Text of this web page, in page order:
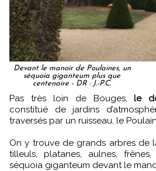
Devant le manoir de Poulaines, un
séquoia giganteum plus que
centenaire - DR : J.-P.C.
Pas très loin de Bouges,le
constitué de jardins
traversés par un ruisseau, le
On y trouve de grands arbres de
tilleuls, platanes, aulnes,
séquoia giganteum devant le